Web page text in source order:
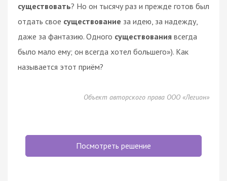
существовать? Но он тысячу раз и прежде готов был
отдать свое существование за идею, за надежду,
даже за фантазию. Одного существования всегда
было мало ему; он всегда хотел большего»). Как
называется этот приём?
Объект авторского права ООО «Легион»
Посмотреть решение